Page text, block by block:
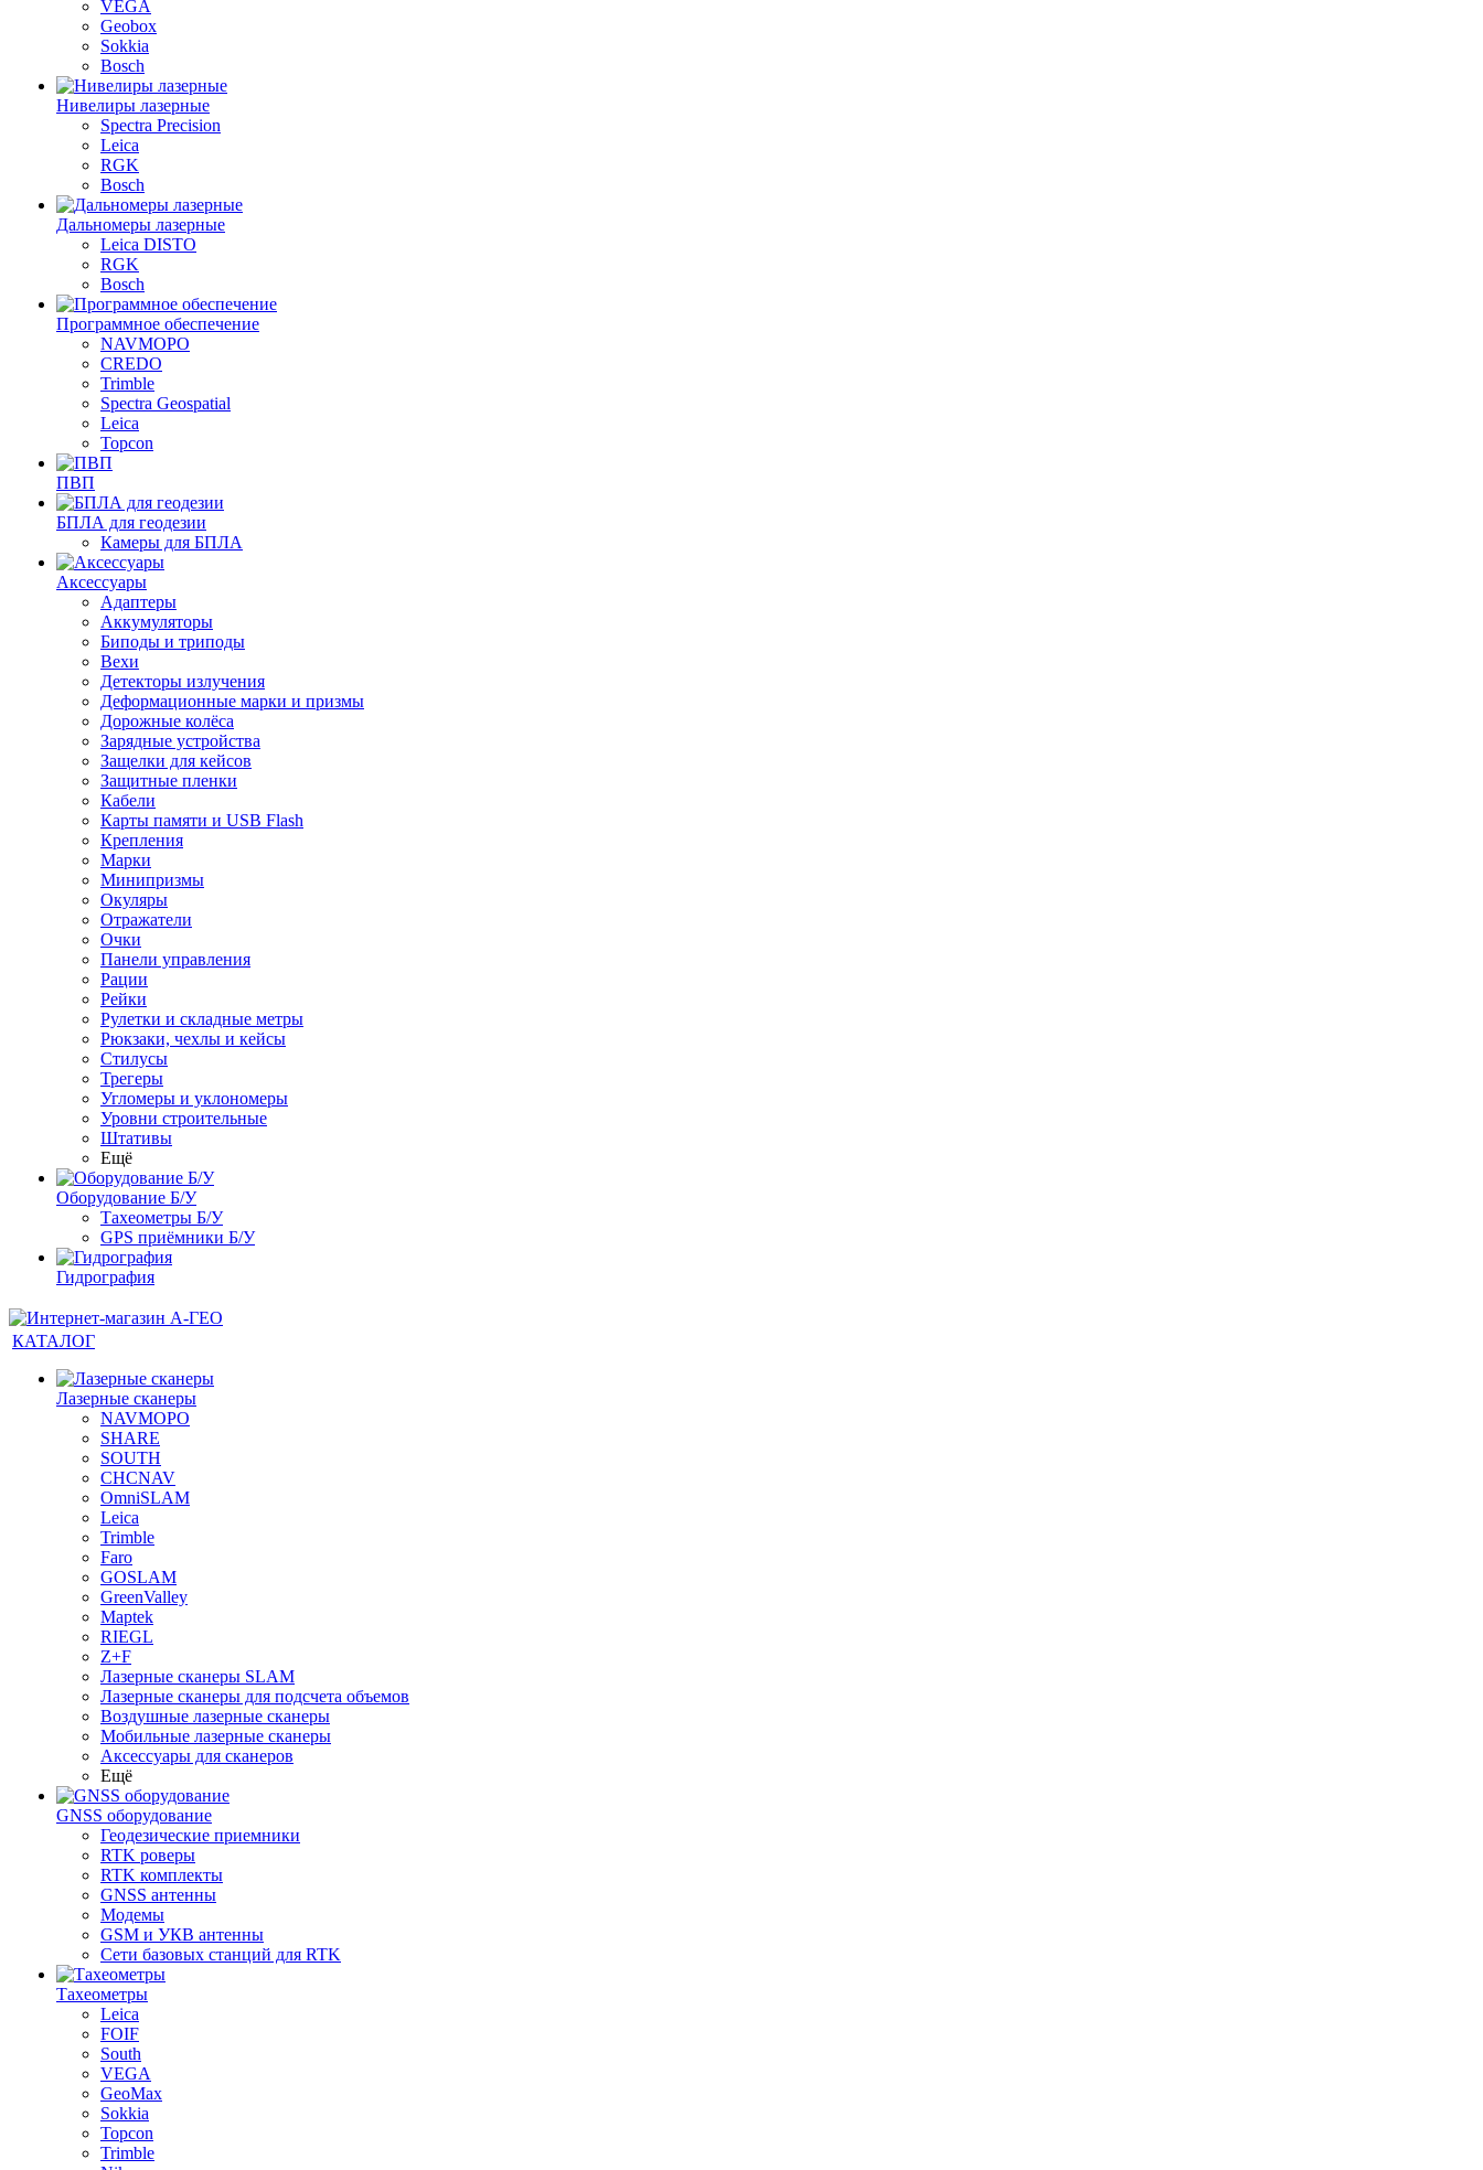
VEGA
Geobox
Sokkia
Bosch
Нивелиры лазерные
Spectra Precision
Leica
RGK
Bosch
Дальномеры лазерные
Leica DISTO
RGK
Bosch
Программное обеспечение
NAVMOPO
CREDO
Trimble
Spectra Geospatial
Leica
Topcon
ПВП
БПЛА для геодезии
Камеры для БПЛА
Аксессуары
Адаптеры
Аккумуляторы
Биподы и триподы
Вехи
Детекторы излучения
Деформационные марки и призмы
Дорожные колёса
Зарядные устройства
Защелки для кейсов
Защитные пленки
Кабели
Карты памяти и USB Flash
Крепления
Марки
Минипризмы
Окуляры
Отражатели
Очки
Панели управления
Рации
Рейки
Рулетки и складные метры
Рюкзаки, чехлы и кейсы
Стилусы
Трегеры
Угломеры и уклономеры
Уровни строительные
Штативы
Ещё
Оборудование Б/У
Тахеометры Б/У
GPS приёмники Б/У
Гидрография
КАТАЛОГ
Лазерные сканеры
NAVMOPO
SHARE
SOUTH
CHCNAV
OmniSLAM
Leica
Trimble
Faro
GOSLAM
GreenValley
Maptek
RIEGL
Z+F
Лазерные сканеры SLAM
Лазерные сканеры для подсчета объемов
Воздушные лазерные сканеры
Мобильные лазерные сканеры
Аксессуары для сканеров
Ещё
GNSS оборудование
Геодезические приемники
RTK роверы
RTK комплекты
GNSS антенны
Модемы
GSM и УКВ антенны
Сети базовых станций для RTK
Тахеометры
Leica
FOIF
South
VEGA
GeoMax
Sokkia
Topcon
Trimble